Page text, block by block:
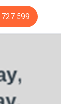
599